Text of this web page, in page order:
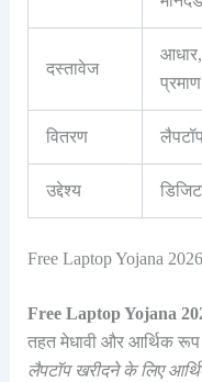
दस्तावेज
प्रमाण
वितरण
उद्देश्य
Free Laptop Yojana
Free Laptop Yojana
तहत मेधावी और आर्थिक
लैपटॉप खरीदने के लिए